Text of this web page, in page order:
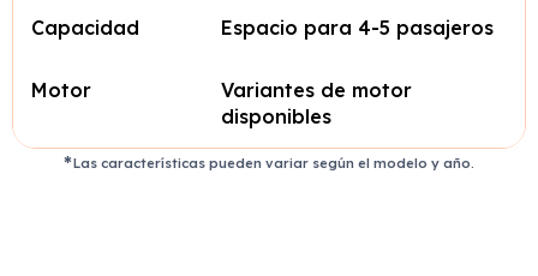
Capacidad Espacio para 4-5 pasajeros
Motor
Variantes de motor
disponibles
Las características pueden variar según el modelo y año.